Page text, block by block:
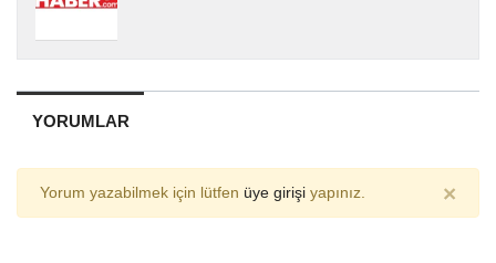
YORUMLAR
Yorum yazabilmek için lütfen üye girişi yapınız. ×